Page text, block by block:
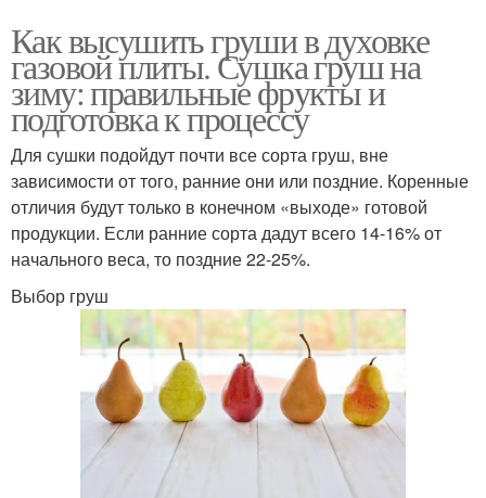
Как высушить груши в духовке
газовой плиты. Сушка груш на
зиму: правильные фрукты и
подготовка к процессу
Для сушки подойдут почти все сорта груш, вне
зависимости от того, ранние они или поздние. Коренные
отличия будут только в конечном «выходе» готовой
продукции. Если ранние сорта дадут всего 14-16% от
начального веса, то поздние 22-25%.
Выбор груш